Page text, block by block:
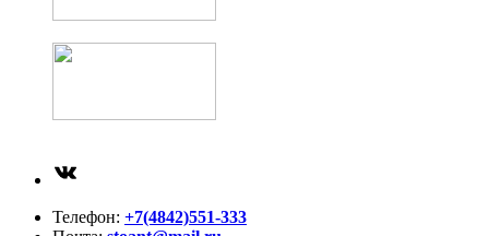
Телефон: +7(4842)551-333